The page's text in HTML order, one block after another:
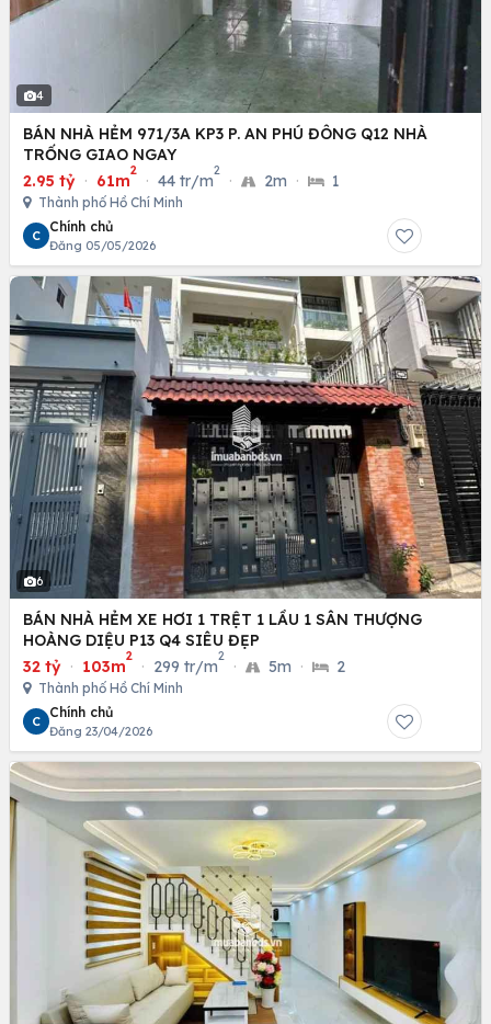
4
BÁN NHÀ HẺM 971/3A KP3 P. AN PHÚ ĐÔNG Q12 NHÀ
TRỐNG GIAO NGAY
2.95 tỷ · 61m
2
· 44 tr/m
2
· 2m · 1
Thành phố Hồ Chí Minh
C
Chính chủ
Đăng 05/05/2026
6
BÁN NHÀ HẺM XE HƠI 1 TRỆT 1 LẦU 1 SÂN THƯỢNG
HOÀNG DIỆU P13 Q4 SIÊU ĐẸP
32 tỷ · 103m
2
· 299 tr/m
2
· 5m · 2
Thành phố Hồ Chí Minh
C
Chính chủ
Đăng 23/04/2026